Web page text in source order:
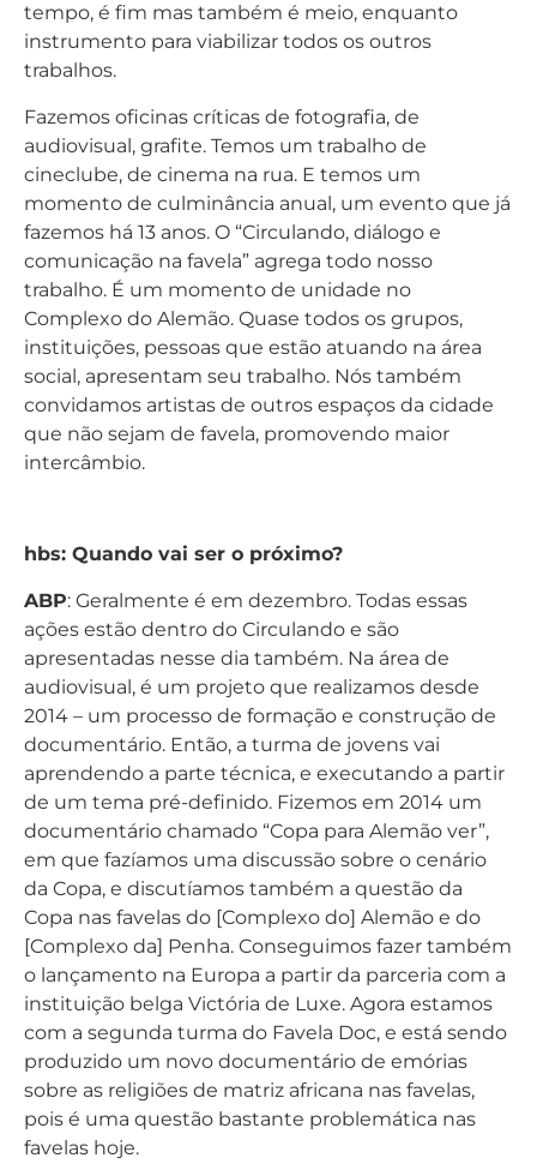
tempo, é fim mas também é meio, enquanto
instrumento para viabilizar todos os outros
trabalhos.
Fazemos oficinas críticas de fotografia, de
audiovisual, grafite. Temos um trabalho de
cineclube, de cinema na rua. E temos um
momento de culminância anual, um evento que já
fazemos há 13 anos. O “Circulando, diálogo e
comunicação na favela” agrega todo nosso
trabalho. É um momento de unidade no
Complexo do Alemão. Quase todos os grupos,
instituições, pessoas que estão atuando na área
social, apresentam seu trabalho. Nós também
convidamos artistas de outros espaços da cidade
que não sejam de favela, promovendo maior
intercâmbio.
hbs: Quando vai ser o próximo?
ABP: Geralmente é em dezembro. Todas essas
ações estão dentro do Circulando e são
apresentadas nesse dia também. Na área de
audiovisual, é um projeto que realizamos desde
2014 – um processo de formação e construção de
documentário. Então, a turma de jovens vai
aprendendo a parte técnica, e executando a partir
de um tema pré-definido. Fizemos em 2014 um
documentário chamado “Copa para Alemão ver”,
em que fazíamos uma discussão sobre o cenário
da Copa, e discutíamos também a questão da
Copa nas favelas do [Complexo do] Alemão e do
[Complexo da] Penha. Conseguimos fazer também
o lançamento na Europa a partir da parceria com a
instituição belga Victória de Luxe. Agora estamos
com a segunda turma do Favela Doc, e está sendo
produzido um novo documentário de emórias
sobre as religiões de matriz africana nas favelas,
pois é uma questão bastante problemática nas
favelas hoje.